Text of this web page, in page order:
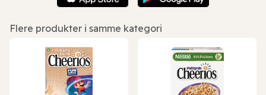
Flere produkter i samme kategori